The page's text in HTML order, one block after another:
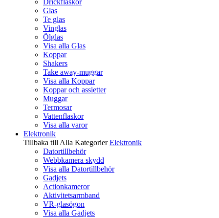
Drickflaskor
Glas
Te glas
Vinglas
Ölglas
Visa alla Glas
Koppar
Shakers
Take away-muggar
Visa alla Koppar
Koppar och assietter
Muggar
Termosar
Vattenflaskor
Visa alla varor
Elektronik
Tillbaka till Alla Kategorier Elektronik
Datortillbehör
Webbkamera skydd
Visa alla Datortillbehör
Gadjets
Actionkameror
Aktivitetsarmband
VR-glasögon
Visa alla Gadjets